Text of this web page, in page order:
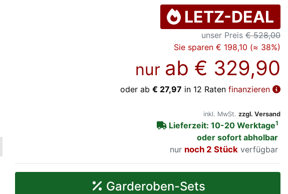
LETZ-DEAL
unser Preis € 528,00
Sie sparen € 198,10 (≈ 38%)
nur ab € 329,90
oder ab € 27,97 in 12 Raten finanzieren
inkl. MwSt. zzgl. Versand
Lieferzeit: 10-20 Werktage1
oder sofort abholbar
nur
noch 2 Stück verfügbar
Garderoben-Sets